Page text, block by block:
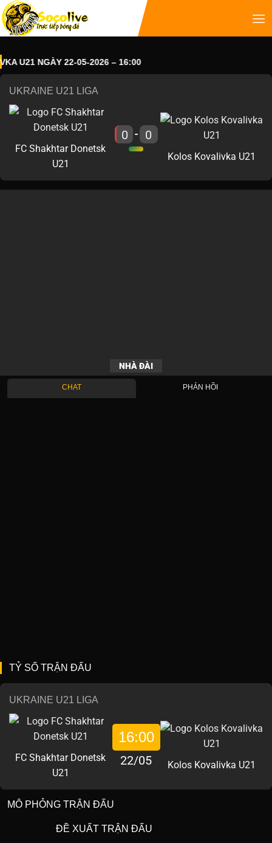
U21 NGÀY 22-05-2026 – 16:00
UKRAINE U21 LIGA
FC Shakhtar Donetsk
U21
0 - 0
Kolos Kovalivka U21
NHÀ ĐÀI
CHAT PHẢN HỒI
TỶ SỐ TRẬN ĐẤU
UKRAINE U21 LIGA
FC Shakhtar Donetsk
U21
16:00
22/05 Kolos Kovalivka U21
MÔ PHỎNG TRẬN ĐẤU
ĐỀ XUẤT TRẬN ĐẤU